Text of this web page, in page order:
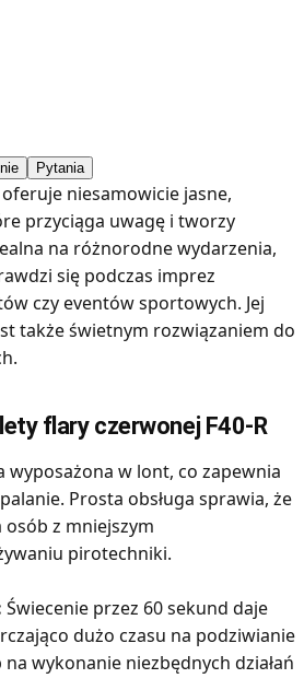
Pytania
niesamowicie jasne,
przyciąga uwagę i tworzy
na różnorodne wydarzenia,
się podczas imprez
czy eventów sportowych. Jej
także świetnym rozwiązaniem do
flary czerwonej F40-R
wyposażona w lont, co zapewnia
Prosta obsługa sprawia, że
z mniejszym
pirotechniki.
Świecenie przez 60 sekund daje
dużo czasu na podziwianie
wykonanie niezbędnych działań